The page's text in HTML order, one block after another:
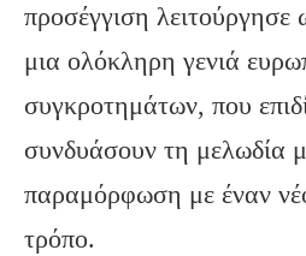
προσέγγιση λειτούργησε
μια ολόκληρη γενιά
συγκροτημάτων, που
συνδυάσουν τη μελωδία
παραμόρφωση με έναν
τρόπο.